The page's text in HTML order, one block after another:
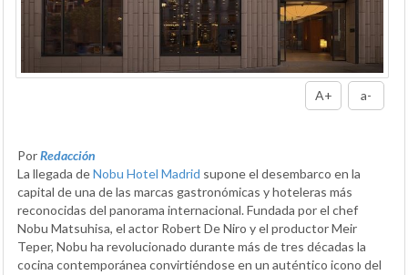
A+ a-
PorRedacción
La llegada deNobu Hotel Madrid supone el desembarco en la
capital de una de las marcas gastronómicas y hoteleras más
reconocidas del panorama internacional. Fundada por el chef
Nobu Matsuhisa, el actor Robert De Niro y el productor Meir
Teper, Nobu ha revolucionado durante más de tres décadas la
cocina contemporánea convirtiéndose en un auténtico icono del